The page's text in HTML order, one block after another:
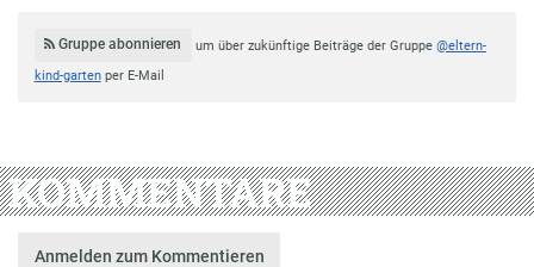
Gruppe abonnieren um über zukünftige Beiträge der Gruppe @eltern-
kind-gartenper E-Mail
KOMMENTARE
Anmelden zum Kommentieren